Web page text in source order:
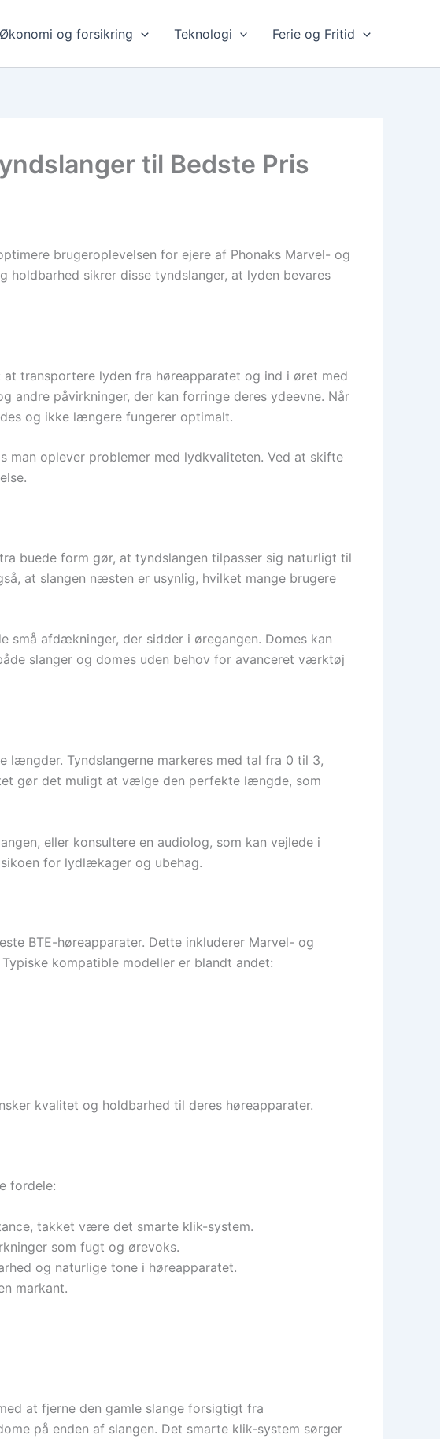
Økonomi og forsikring Teknologi Ferie og Fritid
til Bedste Pris
brugeroplevelsen for ejere af Phonaks Marvel- og
holdbarhed sikrer disse tyndslanger, at lyden bevares
at transportere lyden fra høreapparatet og ind i øret med
andre påvirkninger, der kan forringe deres ydeevne. Når
og ikke længere fungerer optimalt.
man oplever problemer med lydkvaliteten. Ved at skifte
buede form gør, at tyndslangen tilpasser sig naturligt til
at slangen næsten er usynlig, hvilket mange brugere
små afdækninger, der sidder i øregangen. Domes kan
slanger og domes uden behov for avanceret værktøj
længder. Tyndslangerne markeres med tal fra 0 til 3,
gør det muligt at vælge den perfekte længde, som
eller konsultere en audiolog, som kan vejlede i
for lydlækager og ubehag.
BTE-høreapparater. Dette inkluderer Marvel- og
kompatible modeller er blandt andet:
kvalitet og holdbarhed til deres høreapparater.
fordele:
takket være det smarte klik-system.
som fugt og ørevoks.
og naturlige tone i høreapparatet.
markant.
at fjerne den gamle slange forsigtigt fra
på enden af slangen. Det smarte klik-system sørger